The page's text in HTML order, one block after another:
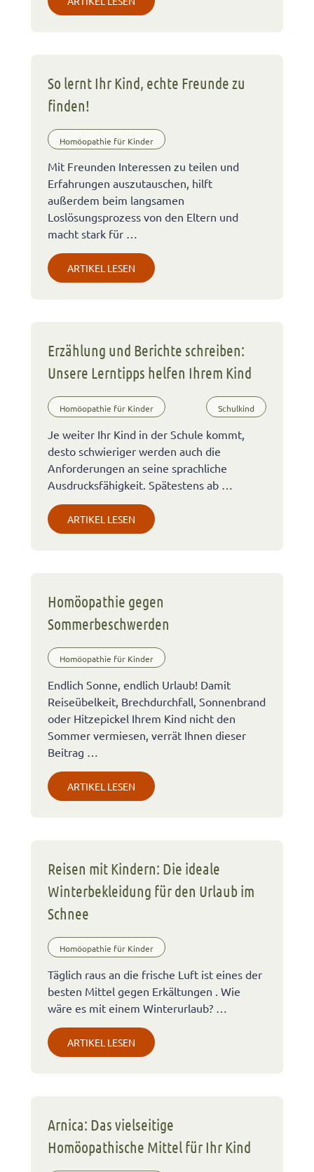
So lernt Ihr Kind, echte Freunde zu
finden!
Homöopathie für Kinder
Mit Freunden Interessen zu teilen und
Erfahrungen auszutauschen, hilft
außerdem beim langsamen
Loslösungsprozess von den Eltern und
macht stark für …
ARTIKEL LESEN
Erzählung und Berichte schreiben:
Unsere Lerntipps helfen Ihrem Kind
Homöopathie für Kinder Schulkind
Je weiter Ihr Kind in der Schule kommt,
desto schwieriger werden auch die
Anforderungen an seine sprachliche
Ausdrucksfähigkeit. Spätestens ab …
ARTIKEL LESEN
Homöopathie gegen
Sommerbeschwerden
Homöopathie für Kinder
Endlich Sonne, endlich Urlaub! Damit
Reiseübelkeit, Brechdurchfall, Sonnenbrand
oder Hitzepickel Ihrem Kind nicht den
Sommer vermiesen, verrät Ihnen dieser
Beitrag …
ARTIKEL LESEN
Reisen mit Kindern: Die ideale
Winterbekleidung für den Urlaub im
Schnee
Homöopathie für Kinder
Täglich raus an die frische Luft ist eines der
besten Mittel gegen Erkältungen . Wie
wäre es mit einem Winterurlaub? …
ARTIKEL LESEN
Arnica: Das vielseitige
Homöopathische Mittel für Ihr Kind